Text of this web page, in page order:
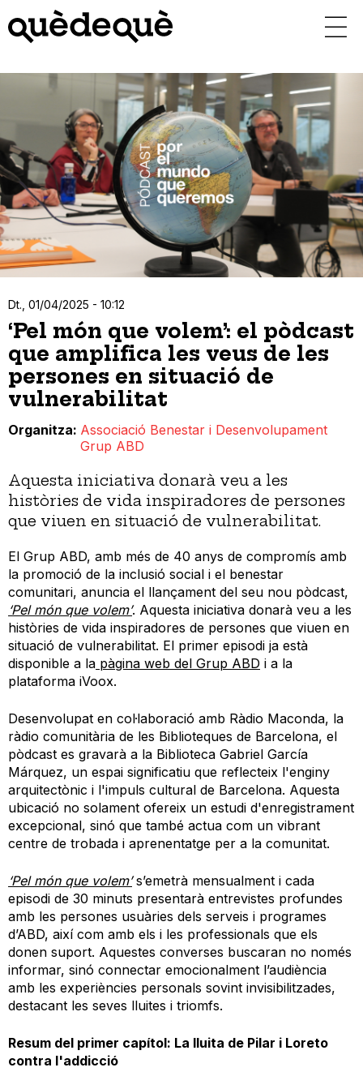
contingut
Dt., 01/04/2025 - 10:12
‘Pel món que volem’: el pòdcast
que amplifica les veus de les
persones en situació de
vulnerabilitat
Organitza Associació Benestar i Desenvolupament
Grup ABD
Aquesta iniciativa donarà veu a les
històries de vida inspiradores de persones
que viuen en situació de vulnerabilitat.
El Grup ABD, amb més de 40 anys de compromís amb
la promoció de la inclusió social i el benestar
comunitari, anuncia el llançament del seu nou pòdcast,
‘Pel món que volem’. Aquesta iniciativa donarà veu a les
històries de vida inspiradores de persones que viuen en
situació de vulnerabilitat. El primer episodi ja està
disponible a la pàgina web del Grup ABD i a la
plataforma iVoox.
Desenvolupat en col·laboració amb Ràdio Maconda, la
ràdio comunitària de les Biblioteques de Barcelona, el
pòdcast es gravarà a la Biblioteca Gabriel García
Márquez, un espai significatiu que reflecteix l'enginy
arquitectònic i l'impuls cultural de Barcelona. Aquesta
ubicació no solament ofereix un estudi d'enregistrament
excepcional, sinó que també actua com un vibrant
centre de trobada i aprenentatge per a la comunitat.
‘Pel món que volem’s’emetrà mensualment i cada
episodi de 30 minuts presentarà entrevistes profundes
amb les persones usuàries dels serveis i programes
d’ABD, així com amb els i les professionals que els
donen suport. Aquestes converses buscaran no només
informar, sinó connectar emocionalment l’audiència
amb les experiències personals sovint invisibilitzades,
destacant les seves lluites i triomfs.
Resum del primer capítol: La lluita de Pilar i Loreto
contra l'addicció